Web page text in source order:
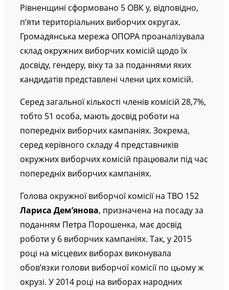
Рівненщині сформовано 5 ОВК у, відповідно,
п’яти територіальних виборчих округах.
Громадянська мережа ОПОРА проаналізувала
склад окружних виборчих комісій щодо їх
досвіду, гендеру, віку та за поданнями яких
кандидатів представлені члени цих комісій.
Серед загальної кількості членів комісій 28,7%,
тобто 51 особа, мають досвід роботи на
попередніх виборчих кампаніях. Зокрема,
серед керівного складу 4 представників
окружних виборчих комісій працювали під час
попередніх виборчих кампаніях.
Голова окружної виборчої комісії на ТВО 152
Лариса Дем’янова, призначена на посаду за
поданням Петра Порошенка, має досвід
роботи у 6 виборчих кампаніях. Так, у 2015
році на місцевих виборах виконувала
обов’язки голови виборчої комісії по цьому ж
окрузі. У 2014 році на виборах народних